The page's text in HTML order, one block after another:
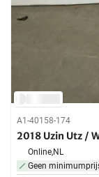
A1-40158-174
2018 Uzin Utz /
Online,NL
Geen